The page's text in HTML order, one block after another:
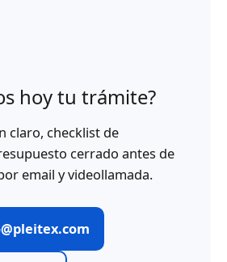
hoy tu trámite?
claro, checklist de
cerrado antes de
email y videollamada.